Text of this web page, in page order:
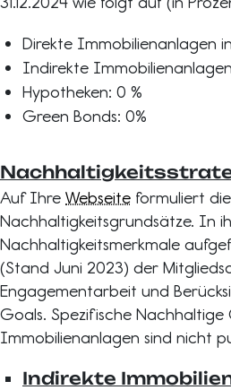
Direkte Immobilienanlagen
Indirekte Immobilienanlagen
Hypotheken: 0 %
Green Bonds: 0%
Auf Ihre Webseite formuliert
Nachhaltigkeitsgrundsätze. In
Nachhaltigkeitsmerkmale
(Stand Juni 2023) der
Engagementarbeit und
Goals. Spezifische
Immobilienanlagen sind nicht
Indirekte